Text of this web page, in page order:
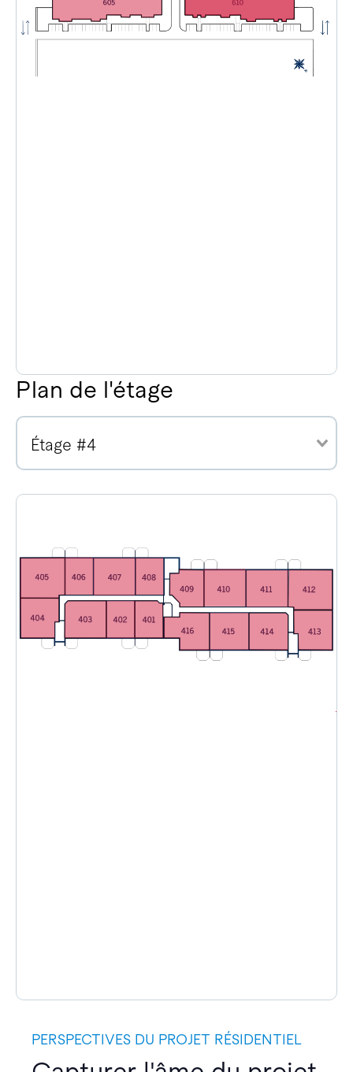
Plan de l'étage
Étage #4
PERSPECTIVES DU PROJET RÉSIDENTIEL